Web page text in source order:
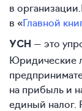
в
в «Главной
УСН — это
Юридические
на прибыль и
единый налог.